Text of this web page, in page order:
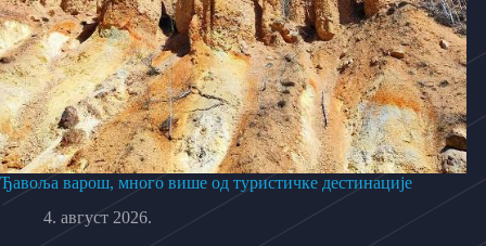
Ђавоља варош, много више од туристичке дестинације
4. август 2026.